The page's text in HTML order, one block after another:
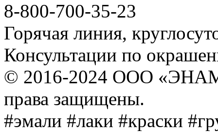
8-800-700-35-23
Горячая линия,
Консультации по
© 2016-2024 ООО
права защищены.
#эмали #лаки #краски